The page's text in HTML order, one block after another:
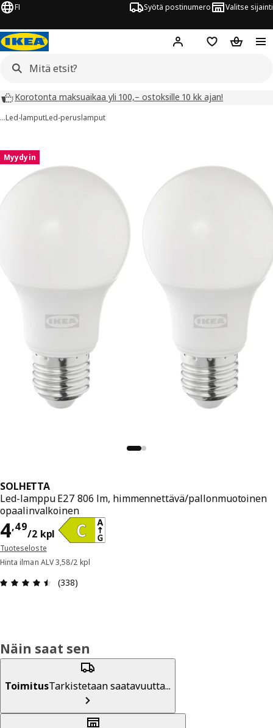
FI Syötä postinumero Valitse sijainti
Hej! Kirjaudu sisään
Suosikit
Korotonta maksuaikaa yli 100,– ostoksille 10 kk ajan!
…Led-lamputLed-peruslamput
kuvat
Myydyin
SOLHETTA
Led-lamppu E27 806 lm, himmennettävä/pallonmuotoinen
opaalinvalkoinen
4,49
/2 kpl
Hinta 4,49/2 kpl
Tuoteseloste
Hinta ilman ALV 3,58/2 kpl
: 4.5 / 5 tähteä. Arvostelut yhteensä: 338
(338)
Näin saat sen
ToimitusTarkistetaan saatavuutta...